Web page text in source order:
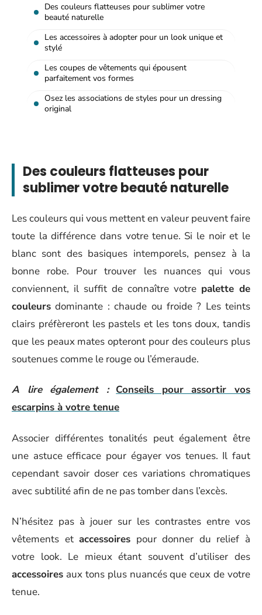
Des couleurs flatteuses pour sublimer votre
beauté naturelle
Les accessoires à adopter pour un look unique et
stylé
Les coupes de vêtements qui épousent
parfaitement vos formes
Osez les associations de styles pour un dressing
original
Des couleurs flatteuses pour
sublimer votre beauté naturelle
Les couleurs qui vous mettent en valeur peuvent faire
toute la différence dans votre tenue. Si le noir et le
blanc sont des basiques intemporels, pensez à la
bonne robe. Pour trouver les nuances qui vous
conviennent, il suffit de connaître votre palette de
couleurs dominante : chaude ou froide ? Les teints
clairs préfèreront les pastels et les tons doux, tandis
que les peaux mates opteront pour des couleurs plus
soutenues comme le rouge ou l’émeraude.
A lire également : Conseils pour assortir vos
escarpins à votre tenue
Associer différentes tonalités peut également être
une astuce efficace pour égayer vos tenues. Il faut
cependant savoir doser ces variations chromatiques
avec subtilité afin de ne pas tomber dans l’excès.
N’hésitez pas à jouer sur les contrastes entre vos
vêtements etaccessoires pour donner du relief à
votre look. Le mieux étant souvent d’utiliser des
accessoires aux tons plus nuancés que ceux de votre
tenue.